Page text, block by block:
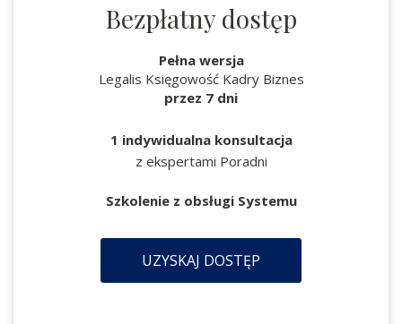
Bezpłatny dostęp
Pełna wersja
Legalis Księgowość Kadry Biznes
przez 7 dni
1 indywidualna konsultacja
z ekspertami Poradni
Szkolenie z obsługi Systemu
UZYSKAJ DOSTĘP